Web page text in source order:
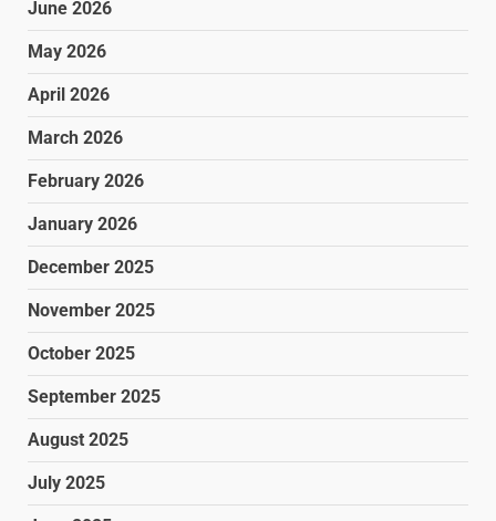
June 2026
May 2026
April 2026
March 2026
February 2026
January 2026
December 2025
November 2025
October 2025
September 2025
August 2025
July 2025